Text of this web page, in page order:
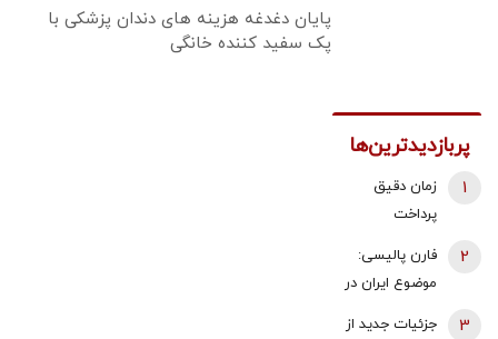
پایان دغدغه هزینه های دندان پزشکی با
پک سفید کننده خانگی
پربازدیدترین‌ها
زمان دقیق
پرداخت
بازنشستگان
اعلام شد
1
فارن پالیسی:
موضوع ایران در
2
جزئیات جدید از 3